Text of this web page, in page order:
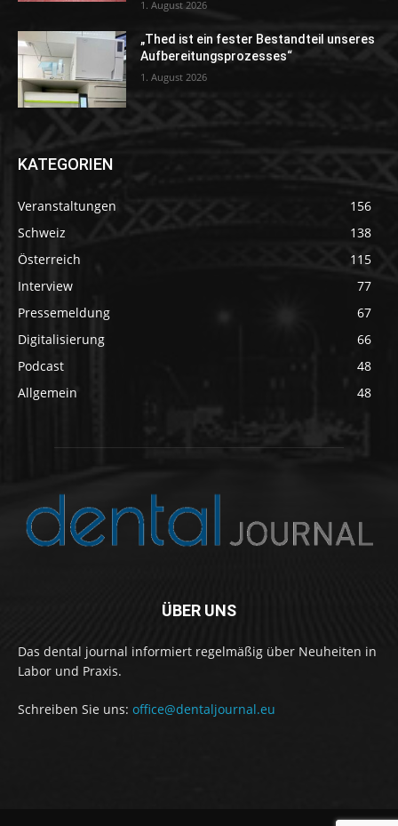
1. August 2026
„Thed ist ein fester Bestandteil unseres
Aufbereitungsprozesses“
1. August 2026
KATEGORIEN
Veranstaltungen
156
Schweiz
138
Österreich
115
Interview
77
Pressemeldung
67
Digitalisierung
66
Podcast
48
Allgemein
48
ÜBER UNS
Das dental journal informiert regelmäßig über Neuheiten in
Labor und Praxis.
Schreiben Sie uns: office@dentaljournal.eu